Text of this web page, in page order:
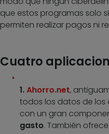
que estos programas solo
permiten realizar pagos ni
Cuatro
1.Ahorro.net,
todos los datos de los
con un gran
gasto. También